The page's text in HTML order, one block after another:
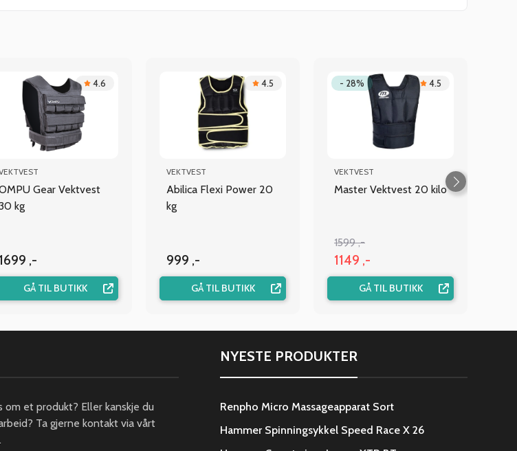
4.6
Gear Vektvest
kg
1699 ,-
GÅ TIL BUTIKK
4.5
VEKTVEST
Abilica Flexi Power 20
kg
999 ,-
GÅ TIL BUTIKK
- 28% 4.5
VEKTVEST
Master Vektvest 20 kilo
1599 ,-
1149 ,-
GÅ TIL BUTIKK
om et produkt? Eller kanskje du
Ta gjerne kontakt via vårt
.
NYESTE PRODUKTER
Renpho Micro Massageapparat Sort
Hammer Spinningsykkel Speed Race X 26